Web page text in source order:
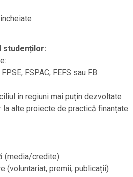
studenților:
FSPAC, FEFS sau FB
în regiuni mai puțin dezvoltate
la alte proiecte de practică finanțate
(media/credite)
(voluntariat, premii, publicații)